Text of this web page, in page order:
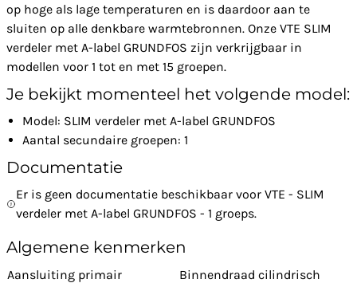
op hoge als lage temperaturen en is daardoor aan te
sluiten op alle denkbare warmtebronnen. Onze VTE SLIM
verdeler met A-label GRUNDFOS zijn verkrijgbaar in
modellen voor 1 tot en met 15 groepen.
Je bekijkt momenteel het volgende model:
Model: SLIM verdeler met A-label GRUNDFOS
Aantal secundaire groepen: 1
Documentatie
Er is geen documentatie beschikbaar voor VTE - SLIM
verdeler met A-label GRUNDFOS - 1 groeps.
Algemene kenmerken
Aansluiting primair
Binnendraad cilindrisch